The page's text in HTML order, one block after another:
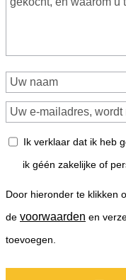
Ik verklaar dat ik heb
ik géén zakelijke of
Door hieronder te klikken
de voorwaarden en
toevoegen.